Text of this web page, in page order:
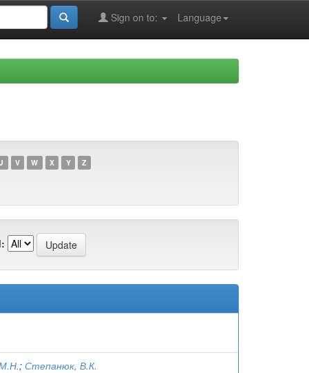
Language
Sign on to:
V W X Y Z
; Степанюк, В.К.